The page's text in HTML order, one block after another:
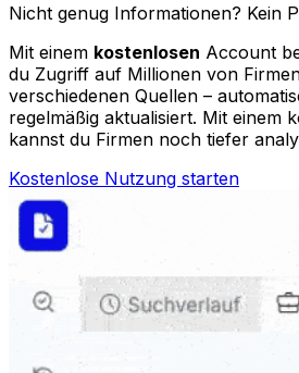
Nicht genug Informationen? Kein
Mit einem kostenlosen Account
du Zugriff auf Millionen von
verschiedenen Quellen –
regelmäßig aktualisiert. Mit einem
kannst du Firmen noch tiefer
Kostenlose Nutzung starten